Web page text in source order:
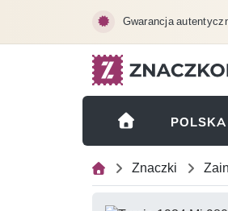
Gwarancja
POLSKA
Znaczki